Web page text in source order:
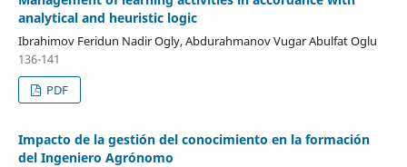
analytical and heuristic logic
Ibrahimov Feridun Nadir Ogly, Abdurahmanov Vugar Abulfat Oglu
136-141
PDF
Impacto de la gestión del conocimiento en la formación
del Ingeniero Agrónomo